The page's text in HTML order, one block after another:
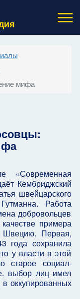
мифа
«Современная
Кембриджский
швейцарского
Работа
добровольцев
примера
Первая,
года сохранила
у власти в этой
старое социал-
выбор лиц имел
оккупированных